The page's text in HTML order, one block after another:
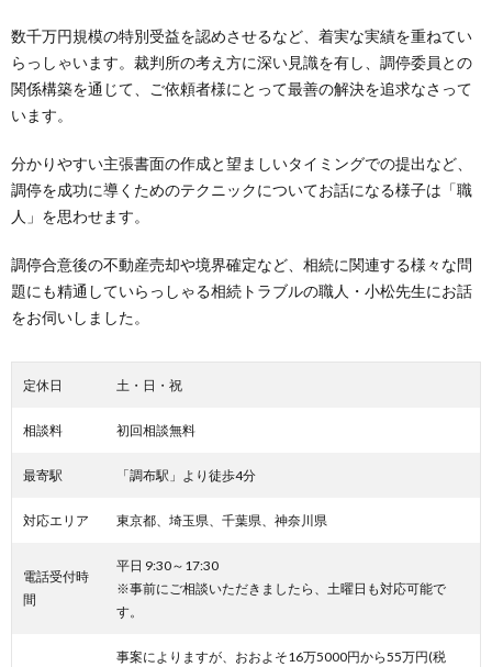
数千万円規模の特別受益を認めさせるなど、着実な実績を重ねてい
らっしゃいます。裁判所の考え方に深い見識を有し、調停委員との
関係構築を通じて、ご依頼者様にとって最善の解決を追求なさって
います。
分かりやすい主張書面の作成と望ましいタイミングでの提出など、
調停を成功に導くためのテクニックについてお話になる様子は「職
人」を思わせます。
調停合意後の不動産売却や境界確定など、相続に関連する様々な問
題にも精通していらっしゃる相続トラブルの職人・小松先生にお話
をお伺いしました。
定休日 土・日・祝
相談料 初回相談無料
最寄駅 「調布駅」より徒歩4分
対応エリア 東京都、埼玉県、千葉県、神奈川県
電話受付時
間
平日 9:30～17:30
※事前にご相談いただきましたら、土曜日も対応可能で
す。
事案によりますが、おおよそ16万5000円から55万円(税